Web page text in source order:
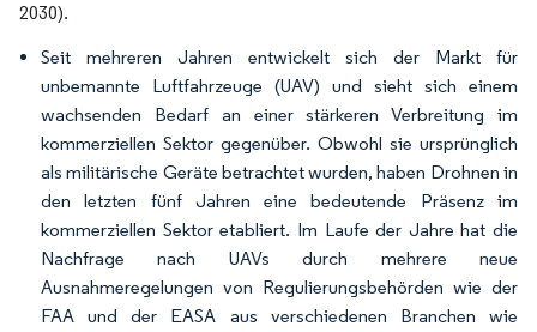
2030).
Seit mehreren Jahren entwickelt sich der Markt für
unbemannte Luftfahrzeuge (UAV) und sieht sich einem
wachsenden Bedarf an einer stärkeren Verbreitung im
kommerziellen Sektor gegenüber. Obwohl sie ursprünglich
als militärische Geräte betrachtet wurden, haben Drohnen in
den letzten fünf Jahren eine bedeutende Präsenz im
kommerziellen Sektor etabliert. Im Laufe der Jahre hat die
Nachfrage nach UAVs durch mehrere neue
Ausnahmeregelungen von Regulierungsbehörden wie der
FAA und der EASA aus verschiedenen Branchen wie